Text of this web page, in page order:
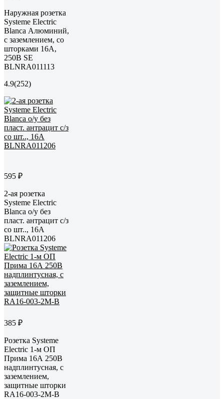
Наружная розетка
Systeme Electric
Blanca Алюминий,
с заземлением, со
шторками 16А,
250В SE
BLNRA011113
4.9(252)
595 ₽
2-ая розетка
Systeme Electric
Blanca о/у без
пласт. антрацит с/з
со шт.., 16А
BLNRA011206
385 ₽
Розетка Systeme
Electric 1-м ОП
Прима 16А 250В
надплинтусная, с
заземлением,
защитные шторки
RA16-003-2M-B